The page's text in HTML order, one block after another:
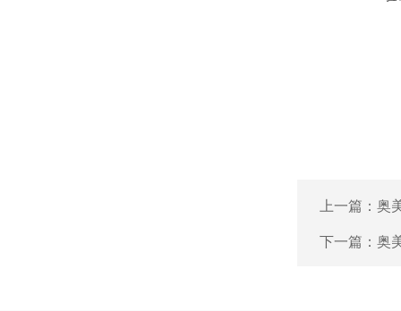
上一篇： 奥
下一篇： 奥